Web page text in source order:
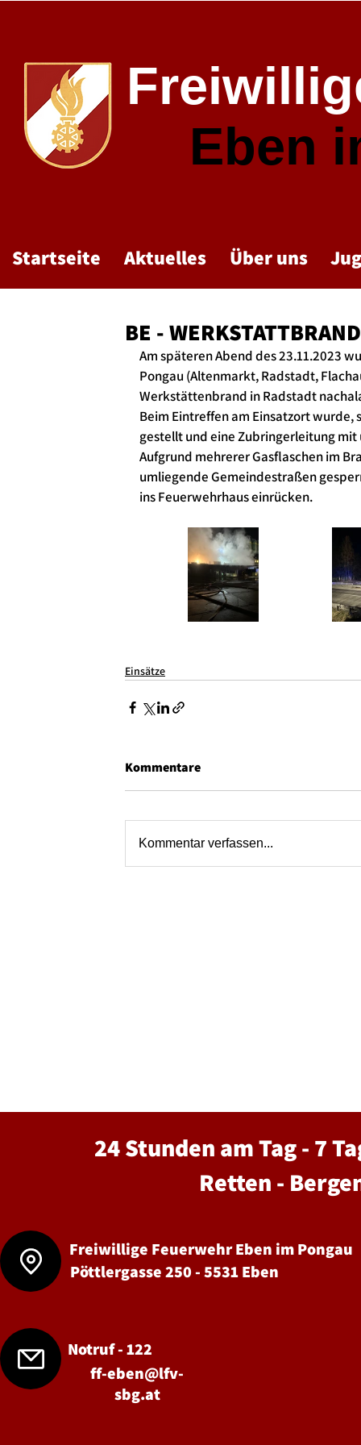
Eben
Startseite Aktuelles Über uns
BE -
Am späteren Abend des 23.11.2023
Pongau (Altenmarkt, Radstadt,
Werkstättenbrand in Radstadt
Beim Eintreffen am Einsatzort
gestellt und eine Zubringerleitung mit
Aufgrund mehrerer Gasflaschen im
umliegende Gemeindestraßen
ins Feuerwehrhaus einrücken.
Einsätze
Kommentare
Kommentar verfassen...
24 Stunden am Tag - 7
Retten -
Freiwillige Feuerwehr Eben im Pongau
Pöttlergasse 250 - 5531 Eben
Notruf - 122
ff-eben@lfv-
sbg.at